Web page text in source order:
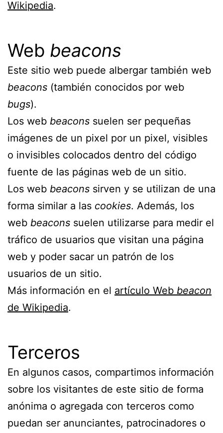
Wikipedia.
Web beacons
Este sitio web puede albergar también web
beacons (también conocidos por web
bugs).
Los web beacons suelen ser pequeñas
imágenes de un pixel por un pixel, visibles
o invisibles colocados dentro del código
fuente de las páginas web de un sitio.
Los web beacons sirven y se utilizan de una
forma similar a las cookies. Además, los
web beacons suelen utilizarse para medir el
tráfico de usuarios que visitan una página
web y poder sacar un patrón de los
usuarios de un sitio.
Más información en el artículo Web beacon
de Wikipedia.
Terceros
En algunos casos, compartimos información
sobre los visitantes de este sitio de forma
anónima o agregada con terceros como
puedan ser anunciantes, patrocinadores o